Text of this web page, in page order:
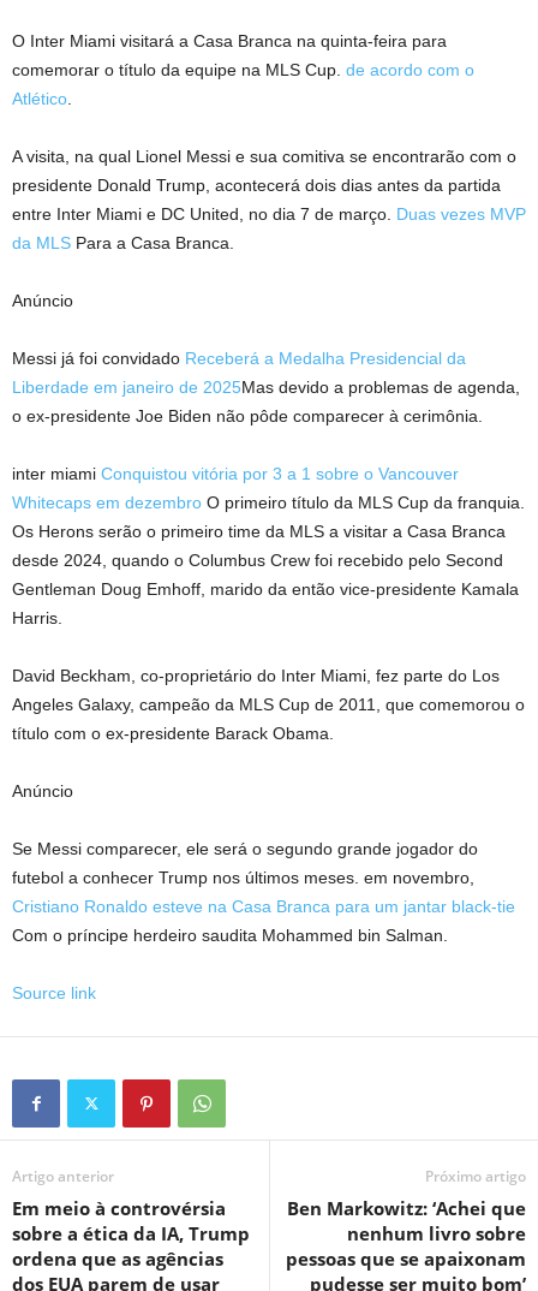
O Inter Miami visitará a Casa Branca na quinta-feira para
comemorar o título da equipe na MLS Cup. de acordo com o
Atlético
A visita, na qual Lionel Messi e sua comitiva se encontrarão com o
presidente Donald Trump, acontecerá dois dias antes da partida
entre Inter Miami e DC United, no dia 7 de março. Duas vezes MVP
da MLS Para a Casa Branca.
Anúncio
Messi já foi convidado Receberá a Medalha Presidencial da
Liberdade em janeiro de 2025Mas devido a problemas de agenda,
o ex-presidente Joe Biden não pôde comparecer à cerimônia.
inter miami Conquistou vitória por 3 a 1 sobre o Vancouver
Whitecaps em dezembro O primeiro título da MLS Cup da franquia.
Os Herons serão o primeiro time da MLS a visitar a Casa Branca
desde 2024, quando o Columbus Crew foi recebido pelo Second
Gentleman Doug Emhoff, marido da então vice-presidente Kamala
Harris.
David Beckham, co-proprietário do Inter Miami, fez parte do Los
Angeles Galaxy, campeão da MLS Cup de 2011, que comemorou o
título com o ex-presidente Barack Obama.
Anúncio
Se Messi comparecer, ele será o segundo grande jogador do
futebol a conhecer Trump nos últimos meses. em novembro,
Cristiano Ronaldo esteve na Casa Branca para um jantar black-tie
Com o príncipe herdeiro saudita Mohammed bin Salman.
Source link
Artigo anterior
Em meio à controvérsia
sobre a ética da IA, Trump
ordena que as agências
dos EUA parem de usar
Próximo artigo
Ben Markowitz: ‘Achei que
nenhum livro sobre
pessoas que se apaixonam
pudesse ser muito bom’